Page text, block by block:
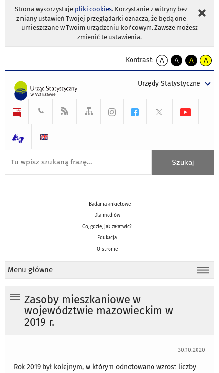
Strona wykorzystuje pliki cookies. Korzystanie z witryny bez
zmiany ustawień Twojej przeglądarki oznacza, że będą one
umieszczane w Twoim urządzeniu końcowym. Zawsze możesz
zmienić te ustawienia.
Kontrast:
A
kontrast
A
kontrast
tekst
czarnym
A
kontrast
tekst
czarnym
A
tekst
żółtym
Urzędy Statystyczne
Badania ankietowe
Dla mediów
Co, gdzie, jak załatwić?
Edukacja
O stronie
Menu główne
Zasoby mieszkaniowe w
województwie mazowieckim w
2019 r.
30.10.2020
Rok 2019 był kolejnym, w którym odnotowano wzrost liczby